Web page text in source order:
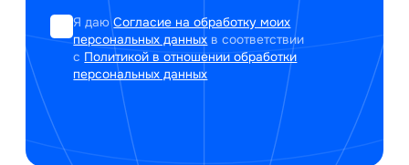
Я даюСогласие на обработку моих
персональных данных в соответствии
с Политикой в отношении обработки
персональных данных